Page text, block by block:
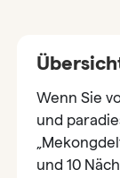
Wenn Sie
und
und 10